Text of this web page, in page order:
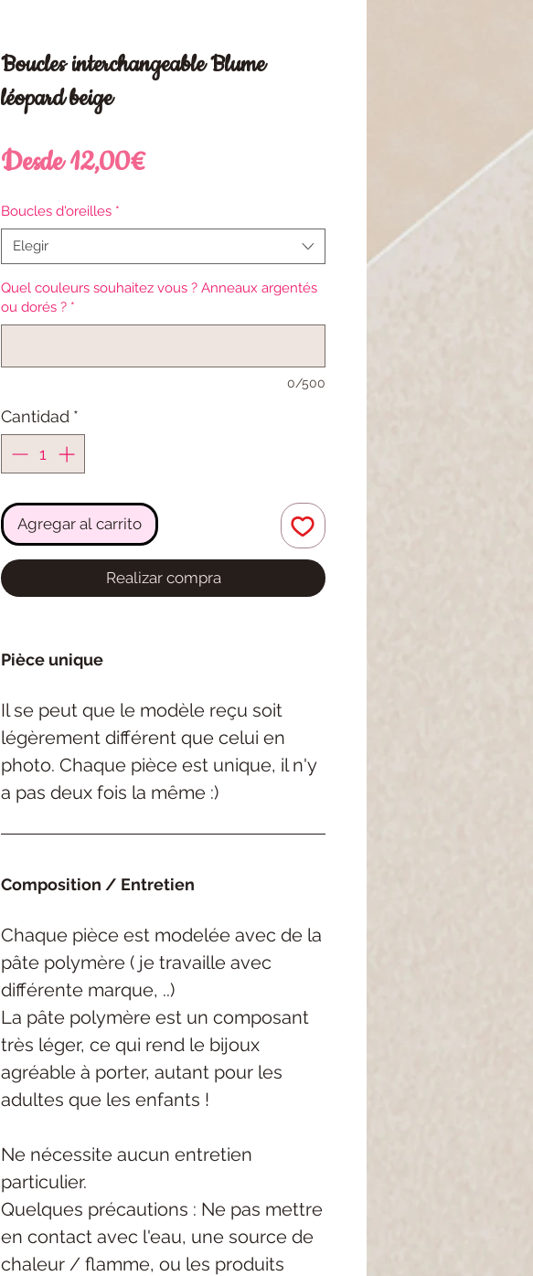
Boucles interchangeable Blume
léopard beige
Desde12,00€Precio
Boucles d'oreilles *
Elegir
Quel couleurs souhaitez vous ? Anneaux argentés
ou dorés ? *
0/500
Cantidad *
Agregar al carrito
Realizar compra
Pièce unique
Il se peut que le modèle reçu soit
légèrement différent que celui en
photo. Chaque pièce est unique, il n'y
a pas deux fois la même :)
Composition / Entretien
Chaque pièce est modelée avec de la
pâte polymère ( je travaille avec
différente marque, ..)
La pâte polymère est un composant
très léger, ce qui rend le bijoux
agréable à porter, autant pour les
adultes que les enfants !
Ne nécessite aucun entretien
particulier.
Quelques précautions : Ne pas mettre
en contact avec l'eau, une source de
chaleur / flamme, ou les produits